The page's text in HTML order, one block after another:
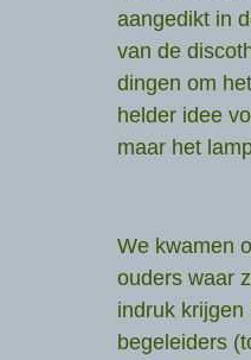
aangedikt in
van de
dingen om
helder idee
maar het
We kwamen
ouders waar
indruk
begeleiders